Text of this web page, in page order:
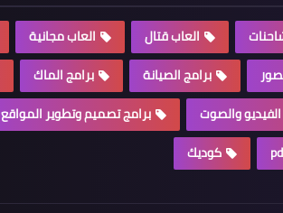
العاب قتال العاب مجانية
برامج الصيانة برامج الماك
والصوت برامج تصميم وتطوير المواقع
كوديك